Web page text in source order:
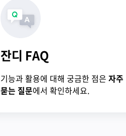
잔디 FAQ
기능과 활용에 대해 궁금한 점은 자주
묻는 질문에서 확인하세요.